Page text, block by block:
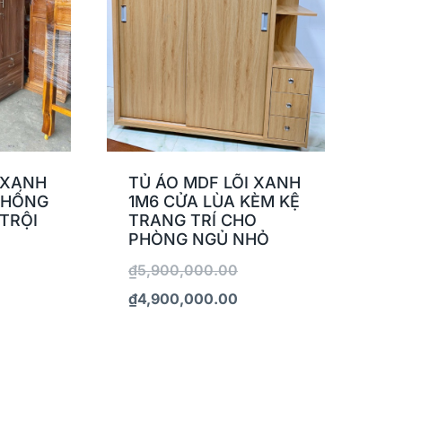
TỦ ÁO MDF LÕI XANH
1M6 CỬA LÙA KÈM KỆ
TRANG TRÍ CHO
PHÒNG NGỦ NHỎ
₫5,900,000.00
₫4,900,000.00